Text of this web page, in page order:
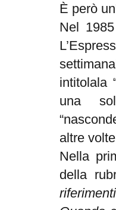
È però
Nel
intitolala
una
altre
Nella
della